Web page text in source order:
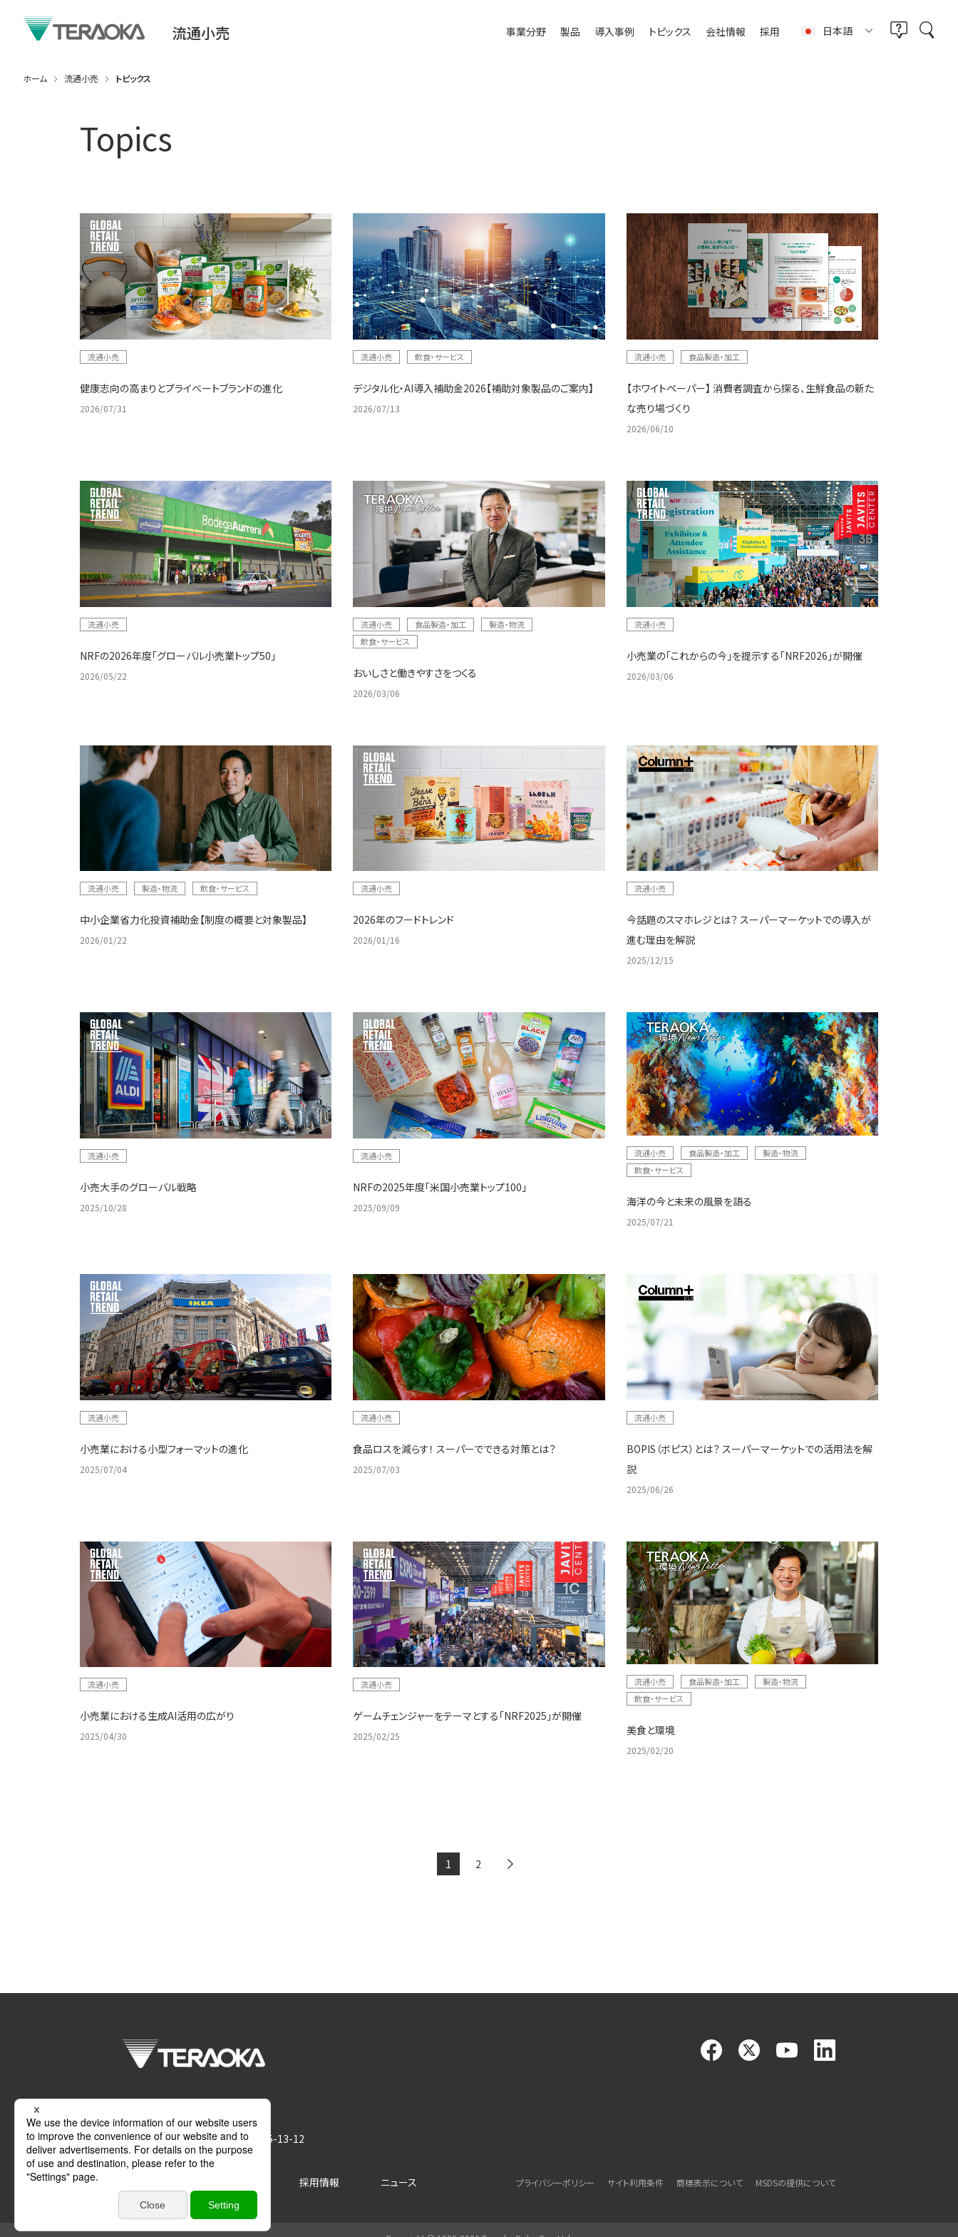
流通小売 事業分野 製品 導入事例 トピックス 会社情報 採用 日本語
ホーム 流通小売 トピックス
Topics
流通小売
健康志向の高まりとプライベートブランドの進化
2026/07/31
流通小売 飲食・サービス
デジタル化・AI導入補助金2026【補助対象製品のご案内】
2026/07/13
流通小売 食品製造・加工
【ホワイトペーパー】 消費者調査から探る、生鮮食品の新た
な売り場づくり
2026/06/10
流通小売
NRFの2026年度「グローバル小売業トップ50」
2026/05/22
流通小売 食品製造・加工
製造・物流
飲食・サービス
おいしさと働きやすさをつくる
2026/03/06
流通小売
小売業の「これからの今」を提示する「NRF2026」が開催
2026/03/06
流通小売 製造・物流 飲食・サービス
中小企業省力化投資補助金【制度の概要と対象製品】
2026/01/22
流通小売
2026年のフードトレンド
2026/01/16
流通小売
今話題のスマホレジとは？ スーパーマーケットでの導入が
進む理由を解説
2025/12/15
流通小売
小売大手のグローバル戦略
2025/10/28
流通小売
NRFの2025年度「米国小売業トップ100」
2025/09/09
流通小売 食品製造・加工
製造・物流
飲食・サービス
海洋の今と未来の⾵景を語る
2025/07/21
流通小売
小売業における小型フォーマットの進化
2025/07/04
流通小売
食品ロスを減らす！ スーパーでできる対策とは？
2025/07/03
流通小売
BOPIS（ボピス）とは？ スーパーマーケットでの活用法を解
説
2025/06/26
流通小売
小売業における生成AI活用の広がり
2025/04/30
流通小売
ゲームチェンジャーをテーマとする「NRF2025」が開催
2025/02/25
流通小売 食品製造・加工
製造・物流
飲食・サービス
美食と環境
2025/02/20
1 2
〒146-8580 東京都大田区久が原5-13-12
採用情報 ニュース プライバシーポリシー サイト利用条件 商標表示について MSDSの提供について